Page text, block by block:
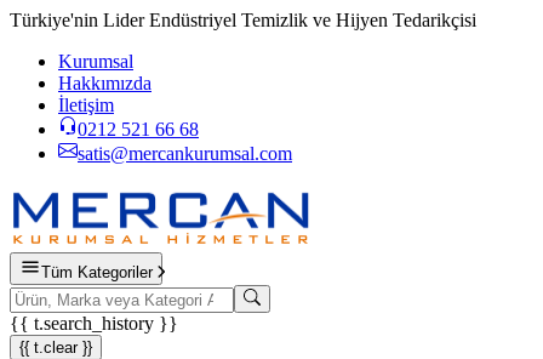
Türkiye'nin Lider Endüstriyel Temizlik ve Hijyen Tedarikçisi
Kurumsal
Hakkımızda
İletişim
0212 521 66 68
satis@mercankurumsal.com
Tüm Kategoriler
{{ t.search_history }}
{{ t.clear }}